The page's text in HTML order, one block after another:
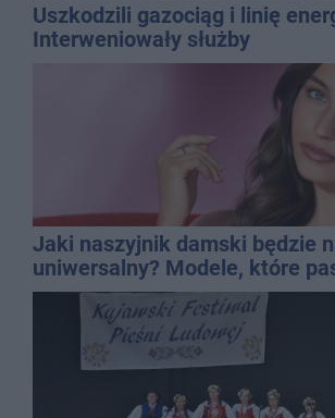
Uszkodzili gazociąg i linię
Interweniowały służby
Jaki naszyjnik damski będzie
uniwersalny? Modele, które
wielu stylizacji